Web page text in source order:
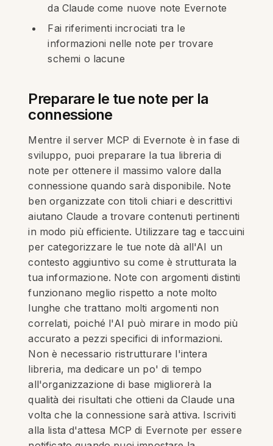
da Claude come nuove note Evernote
Fai riferimenti incrociati tra le
informazioni nelle note per trovare
schemi o lacune
Preparare le tue note per la
connessione
Mentre il server MCP di Evernote è in fase di
sviluppo, puoi preparare la tua libreria di
note per ottenere il massimo valore dalla
connessione quando sarà disponibile. Note
ben organizzate con titoli chiari e descrittivi
aiutano Claude a trovare contenuti pertinenti
in modo più efficiente. Utilizzare tag e taccuini
per categorizzare le tue note dà all'AI un
contesto aggiuntivo su come è strutturata la
tua informazione. Note con argomenti distinti
funzionano meglio rispetto a note molto
lunghe che trattano molti argomenti non
correlati, poiché l'AI può mirare in modo più
accurato a pezzi specifici di informazioni.
Non è necessario ristrutturare l'intera
libreria, ma dedicare un po' di tempo
all'organizzazione di base migliorerà la
qualità dei risultati che ottieni da Claude una
volta che la connessione sarà attiva. Iscriviti
alla lista d'attesa MCP di Evernote per essere